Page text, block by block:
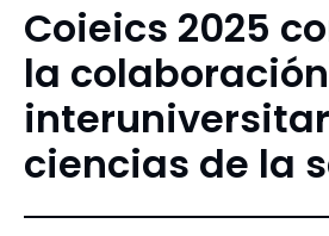
Coieics 2025
la colaboración
ciencias de la